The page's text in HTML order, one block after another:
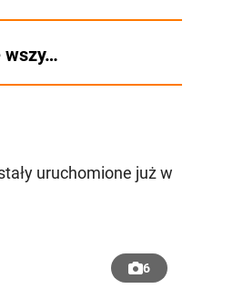
wszy…
uruchomione już w
6